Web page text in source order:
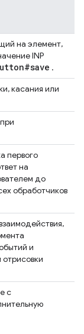
на элемент,
INP
.
касания или
при
первого
на
до
обработчиков
и
с